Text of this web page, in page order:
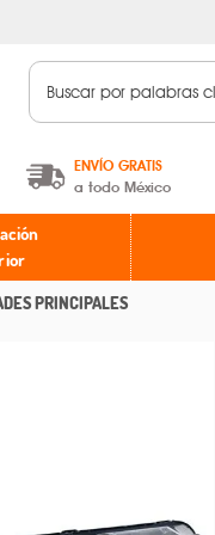
ENVÍO GRATIS
a todo México
A partir de $599 MXN.
* Aplican restricciones
PRINCIPALES